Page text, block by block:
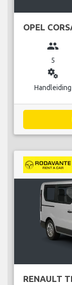
OPEL
group
5
miscellaneous_services
Handleiding
RENAULT